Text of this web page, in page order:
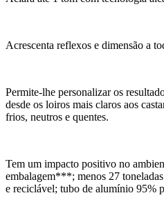
Acrescenta reflexos e dimensão a
Permite-lhe personalizar os
desde os loiros mais claros aos
frios, neutros e quentes.
Tem um impacto positivo no
embalagem***; menos 27
e reciclável; tubo de alumínio 95%